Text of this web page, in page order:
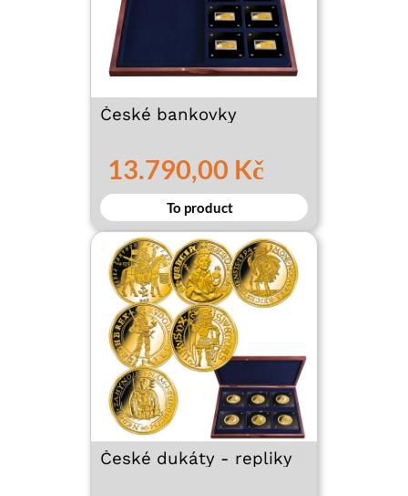
České bankovky
13.790,00 Kč
To product
České dukáty - repliky